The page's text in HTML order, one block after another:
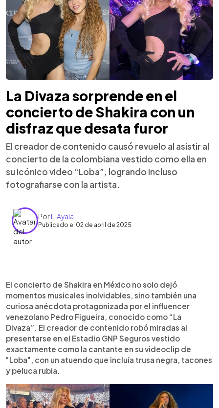
La Divaza sorprende en el
concierto de Shakira con un
disfraz que desata furor
El creador de contenido causó revuelo al asistir al
concierto de la colombiana vestido como ella en
su icónico video “Loba”, logrando incluso
fotografiarse con la artista.
PorL. Ayala
Publicado el 02 de abril de 2025
► Escuchar artículo
El concierto de Shakira en México no solo dejó
momentos musicales inolvidables, sino también una
curiosa anécdota protagonizada por el influencer
venezolano Pedro Figueira, conocido como “La
Divaza”. El creador de contenido robó miradas al
presentarse en el Estadio GNP Seguros vestido
exactamente como la cantante en su videoclip de
"Loba", con un atuendo que incluía trusa negra, tacones
y peluca rubia.